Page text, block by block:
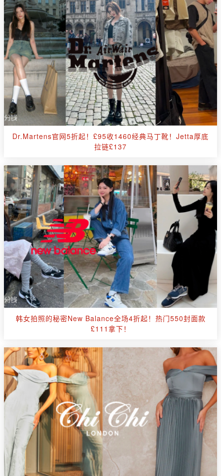
Dr.Martens官网5折起！£95收1460经典马丁靴！Jetta厚底
拉链£137
韩女拍照的秘密New Balance全场4折起！热门550封面款
£111拿下！